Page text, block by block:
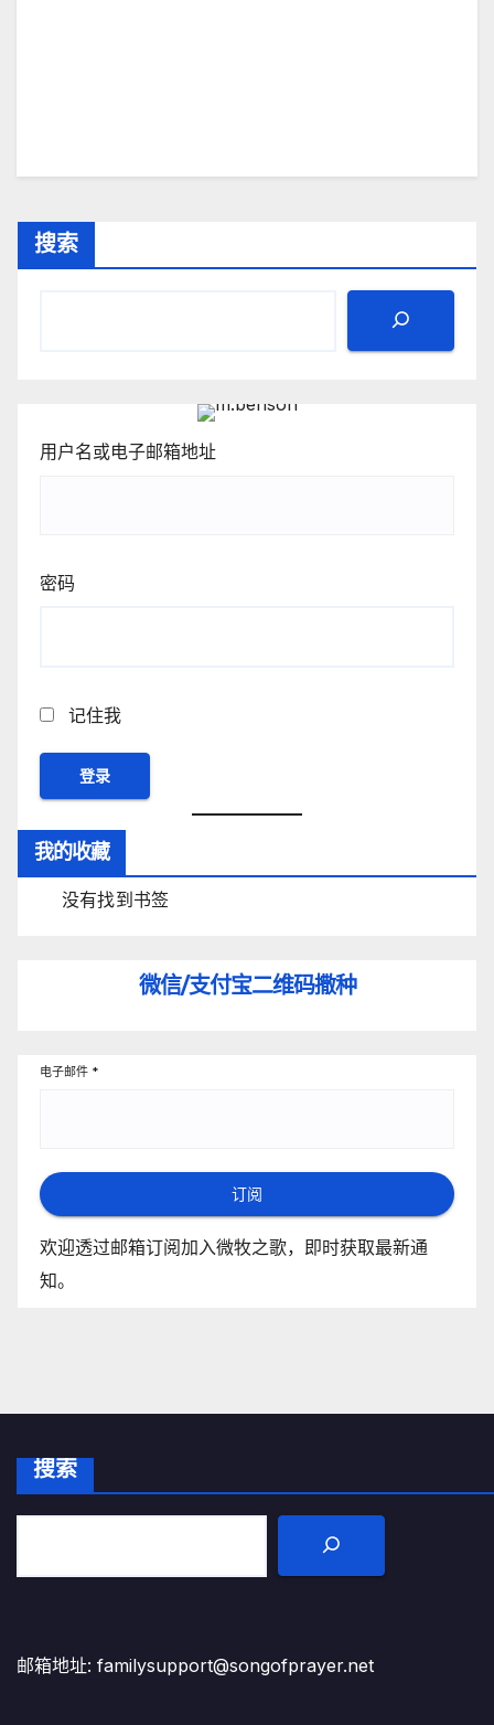
搜索
用户名或电子邮箱地址
密码
记住我
我的收藏
没有找到书签
微信/支付宝二维码撒种
电子邮件 *
订阅
欢迎透过邮箱订阅加入微牧之歌，即时获取最新通
知。
搜索
邮箱地址: familysupport@songofprayer.net